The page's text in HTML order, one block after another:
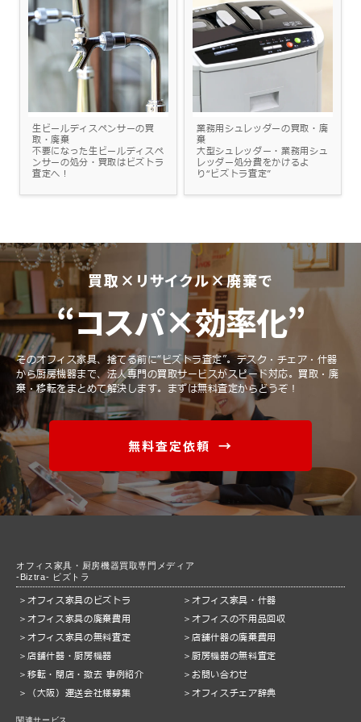
生ビールディスペンサーの買
取・廃棄
不要になった生ビールディスペ
ンサーの処分・買取はビズトラ
査定へ！
業務用シュレッダーの買取・廃
棄
大型シュレッダー・業務用シュ
レッダー処分費をかけるよ
り“ビズトラ査定”
買取×リサイクル×廃棄で
“コスパ×効率化”
そのオフィス家具、捨てる前に“ビズトラ査定”。デスク・チェア・什器
から厨房機器まで、法人専門の買取サービスがスピード対応。 買取・廃
棄・移転をまとめて解決します。まずは無料査定からどうぞ！
無料査定依頼
オフィス家具・厨房機器買取専門メディア
-Biztra- ビズトラ
オフィス家具のビズトラ
オフィス家具・什器
オフィス家具の廃棄費用
オフィスの不用品回収
オフィス家具の無料査定
店舗什器の廃棄費用
店舗什器・厨房機器
厨房機器の無料査定
移転・閉店・撤去 事例紹介
お問い合わせ
（大阪）運送会社様募集
オフィスチェア辞典
関連サービス